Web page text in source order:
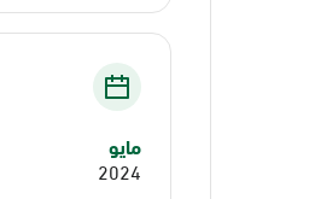
مايو
2024